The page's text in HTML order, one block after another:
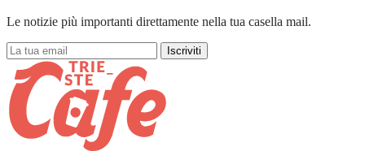
Le notizie più importanti direttamente nella tua casella mail.
Iscriviti